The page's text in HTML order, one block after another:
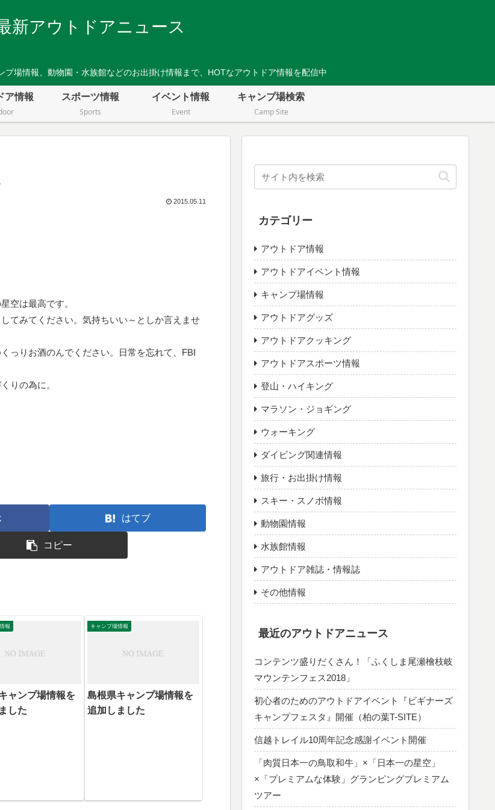
新アウトドアニュース
プ場情報、動物園・水族館などのお出掛け情報まで、HOTなアウトドア情報を配信中
ア情報
スポーツ情報
Sports
イベント情報
Event
キャンプ場検索
Camp Site
2015.05.11
空は最高です。
てみてください。気持ちいい～としか言えませ
っりお酒のんでください。日常を忘れて、FBI
りの為に。
はてブ
コピー
報
ャンプ場情報を
した
キャンプ場情報
島根県キャンプ場情報を
追加しました
カテゴリー
アウトドア情報
アウトドアイベント情報
キャンプ場情報
アウトドアグッズ
アウトドアクッキング
アウトドアスポーツ情報
登山・ハイキング
マラソン・ジョギング
ウォーキング
ダイビング関連情報
旅行・お出掛け情報
スキー・スノボ情報
動物園情報
水族館情報
アウトドア雑誌・情報誌
その他情報
最近のアウトドアニュース
コンテンツ盛りだくさん！「ふくしま尾瀬檜枝岐
マウンテンフェス2018」
初心者のためのアウトドアイベント『ビギナーズ
キャンプフェスタ』開催（柏の葉T-SITE）
信越トレイル10周年記念感謝イベント開催
「肉質日本一の鳥取和牛」×「日本一の星空」
×「プレミアムな体験」グランピングプレミアム
ツアー